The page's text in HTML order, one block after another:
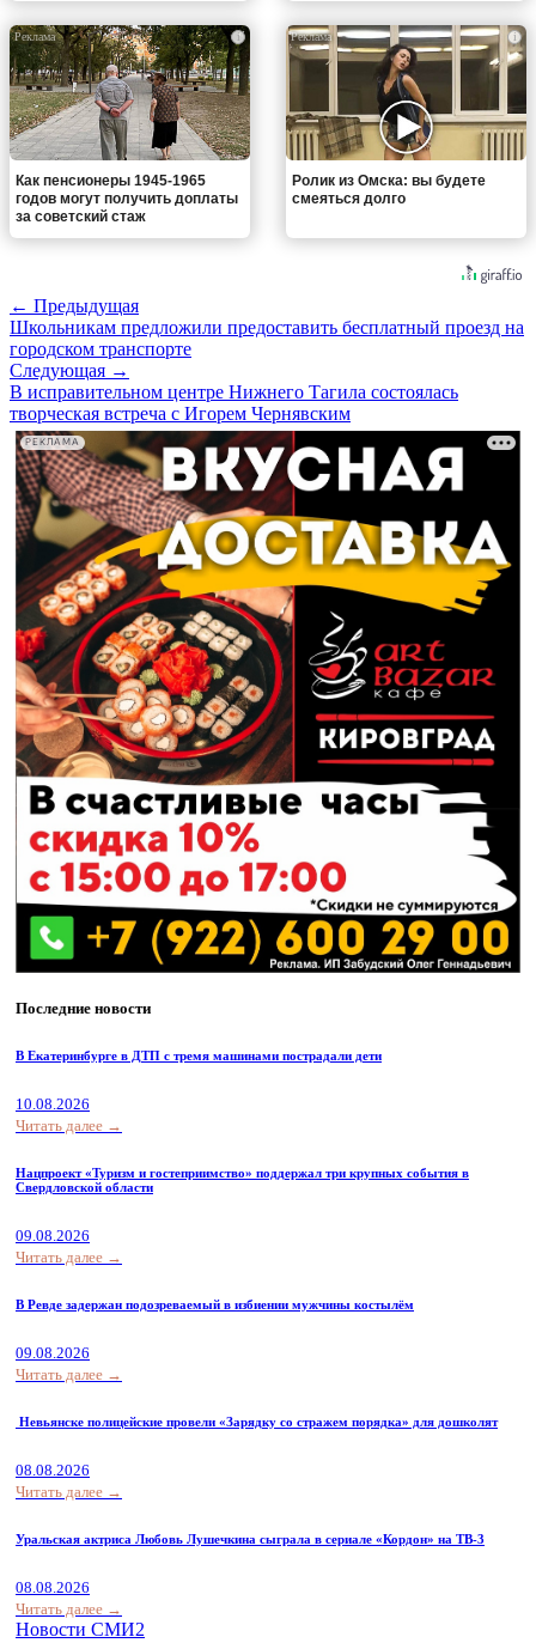
i
Как пенсионеры 1945-1965
годов могут получить доплаты
за советский стаж
i
Ролик из Омска: вы будете
смеяться долго
← Предыдущая
Школьникам предложили предоставить бесплатный проезд на
городском транспорте
Следующая →
В исправительном центре Нижнего Тагила состоялась
творческая встреча с Игорем Чернявским
РЕКЛАМА
Последние новости
В Екатеринбурге в ДТП с тремя машинами пострадали дети
10.08.2026
Читать далее →
Нацпроект «Туризм и гостеприимство» поддержал три крупных события в
Свердловской области
09.08.2026
Читать далее →
В Ревде задержан подозреваемый в избиении мужчины костылём
09.08.2026
Читать далее →
Невьянске полицейские провели «Зарядку со стражем порядка» для дошколят
08.08.2026
Читать далее →
Уральская актриса Любовь Лушечкина сыграла в сериале «Кордон» на ТВ-3
08.08.2026
Читать далее →
Новости СМИ2